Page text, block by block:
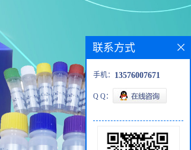
联系方式
手机： 13576007671
Q Q：